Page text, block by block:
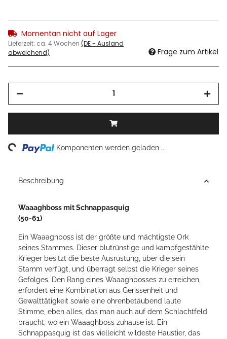
Momentan nicht auf Lager
Lieferzeit: ca. 4 Wochen (DE - Ausland
abweichend)
Frage zum Artikel
Komponenten werden geladen ...
Beschreibung
Waaaghboss mit Schnappasquig
(50-61)
Ein Waaaghboss ist der größte und mächtigste Ork
seines Stammes. Dieser blutrünstige und kampfgestählte
Krieger besitzt die beste Ausrüstung, über die sein
Stamm verfügt, und überragt selbst die Krieger seines
Gefolges. Den Rang eines Waaaghbosses zu erreichen,
erfordert eine Kombination aus Gerissenheit und
Gewalttätigkeit sowie eine ohrenbetäubend laute
Stimme, eben alles, das man auch auf dem Schlachtfeld
braucht, wo ein Waaaghboss zuhause ist. Ein
Schnappasquig ist das vielleicht wildeste Haustier, das